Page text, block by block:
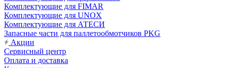
Комплектующие для FIMAR
Комплектующие для UNOX
Комплектующие для АТЕСИ
Запасные части для паллетообмотчиков PKG
Акции
Сервисный центр
Оплата и доставка